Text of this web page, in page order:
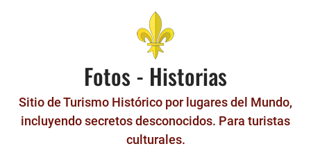
Fotos - Historias
Sitio de Turismo Histórico por lugares del Mundo,
incluyendo secretos desconocidos. Para turistas
culturales.
Historia del Metro Patrón - La unidad que nació en París